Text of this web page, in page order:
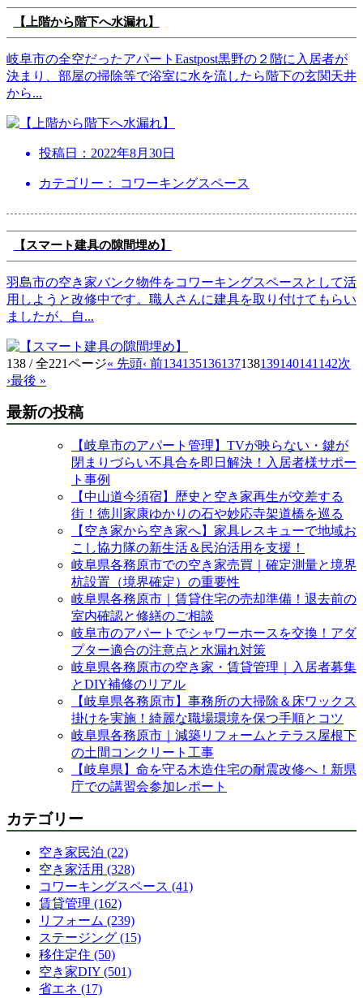
【上階から階下へ水漏れ】
岐阜市の全空だったアパートEastpost黒野の２階に入居者が
決まり、部屋の掃除等で浴室に水を流したら階下の玄関天井
から...
投稿日： 2022年8月30日
カテゴリー： コワーキングスペース
【スマート建具の隙間埋め】
羽島市の空き家バンク物件をコワーキングスペースとして活
用しようと改修中です。職人さんに建具を取り付けてもらい
ましたが、自...
138 / 全221ページ« 先頭‹ 前134135136137138139140141 142次
›最後 »
最新の投稿
【岐阜市のアパート管理】TVが映らない・鍵が
閉まりづらい不具合を即日解決！入居者様サポー
ト事例
【中山道今須宿】歴史と空き家再生が交差する
街！徳川家康ゆかりの石や妙応寺架道橋を巡る
【空き家から空き家へ】家具レスキューで地域お
こし協力隊の新生活＆民泊活用を支援！
岐阜県各務原市での空き家売買｜確定測量と境界
杭設置（境界確定）の重要性
岐阜県各務原市｜賃貸住宅の売却準備！退去前の
室内確認と修繕のご相談
岐阜市のアパートでシャワーホースを交換！アダ
プター適合の注意点と水漏れ対策
岐阜県各務原市の空き家・賃貸管理｜入居者募集
とDIY補修のリアル
【岐阜県各務原市】事務所の大掃除＆床ワックス
掛けを実施！綺麗な職場環境を保つ手順とコツ
岐阜県各務原市｜減築リフォームとテラス屋根下
の土間コンクリート工事
【岐阜県】命を守る木造住宅の耐震改修へ！新県
庁での講習会参加レポート
カテゴリー
空き家民泊 (22)
空き家活用 (328)
コワーキングスペース (41)
賃貸管理 (162)
リフォーム (239)
ステージング (15)
移住定住 (50)
空き家DIY (501)
省エネ (17)